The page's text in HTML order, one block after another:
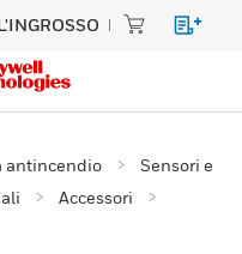
antincendio
Sensori e
Accessori